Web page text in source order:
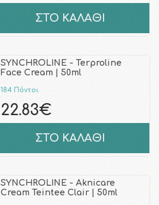
ΣΤΟ ΚΑΛΑΘΙ
SYNCHROLINE - Terproline
Face Cream | 50ml
184 Πόντοι
22.83€
ΣΤΟ ΚΑΛΑΘΙ
SYNCHROLINE - Aknicare
Cream Teintee Clair | 50ml